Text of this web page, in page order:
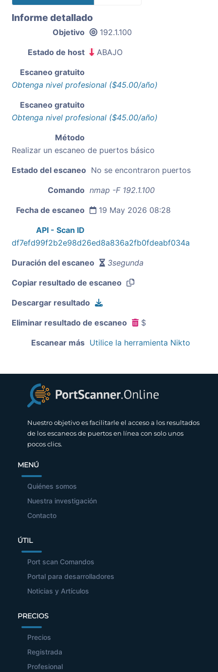
Informe detallado
Objetivo 192.1.100
Estado de host ABAJO
Escaneo gratuito
Obtenga nivel profesional ($45.00/año)
Escaneo gratuito
Obtenga nivel profesional ($45.00/año)
Método
Realizar un escaneo de puertos básico
Estado del escaneo No se encontraron puertos
Comando nmap -F 192.1.100
Fecha de escaneo 19 May 2026 08:28
API - Scan ID
df7efd99f2b2e98d26ed8a836a2fb0fdeabf034a
Duración del escaneo 3segunda
Copiar resultado de escaneo
Descargar resultado
Eliminar resultado de escaneo $
Escanear más Utilice la herramienta Nikto
Nuestro objetivo es facilitarle el acceso a los resultados
de los escaneos de puertos en línea con solo unos
pocos clics.
MENÚ
Quiénes somos
Nuestra investigación
Contacto
ÚTIL
Port scan Comandos
Portal para desarrolladores
Noticias y Artículos
PRECIOS
Precios
Registrada
Profesional